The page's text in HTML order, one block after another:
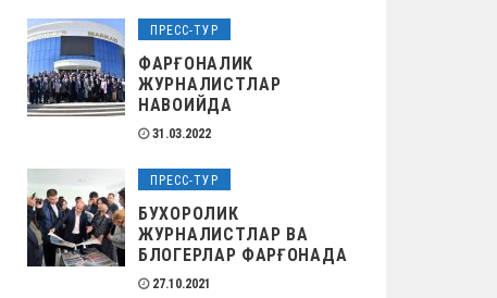
ПРЕСС-ТУР
ФАРҒОНАЛИК
ЖУРНАЛИСТЛАР
НАВОИЙДА
31.03.2022
ПРЕСС-ТУР
БУХОРОЛИК
ЖУРНАЛИСТЛАР ВА
БЛОГЕРЛАР ФАРҒОНАДА
27.10.2021